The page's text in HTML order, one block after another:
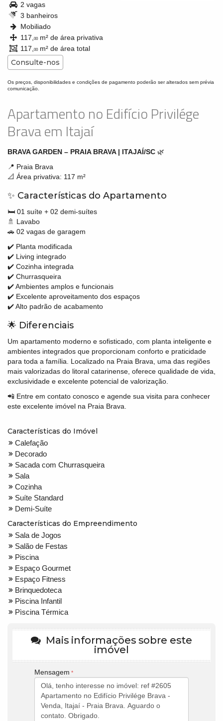
2 vagas
3 banheiros
Mobiliado
117, 00m² de área privativa
117, 00m² de área total
Consulte-nos
Os preços, disponibilidades e condições de pagamento poderão ser alterados sem prévia
comunicação.
Apartamento no Edifício Privilége
Brava em Itajaí
BRAVA GARDEN – PRAIA BRAVA | ITAJAÍ/SC 🌿
📍 Praia Brava
📐 Área privativa: 117 m²
✨ Características do Apartamento
🛏️ 01 suíte + 02 demi-suítes
🚿 Lavabo
🚗 02 vagas de garagem
✔️ Planta modificada
✔️ Living integrado
✔️ Cozinha integrada
✔️ Churrasqueira
✔️ Ambientes amplos e funcionais
✔️ Excelente aproveitamento dos espaços
✔️ Alto padrão de acabamento
🌟 Diferenciais
Um apartamento moderno e sofisticado, com planta inteligente e
ambientes integrados que proporcionam conforto e praticidade
para toda a família. Localizado na Praia Brava, uma das regiões
mais valorizadas do litoral catarinense, oferece qualidade de vida,
exclusividade e excelente potencial de valorização.
📲 Entre em contato conosco e agende sua visita para conhecer
este excelente imóvel na Praia Brava.
Características do Imóvel
Calefação
Decorado
Sacada com Churrasqueira
Sala
Cozinha
Suíte Standard
Demi-Suíte
Características do Empreendimento
Sala de Jogos
Salão de Festas
Piscina
Espaço Gourmet
Espaço Fitness
Brinquedoteca
Piscina Infantil
Pìscina Térmica
Mais informações sobre este
imóvel
Mensagem